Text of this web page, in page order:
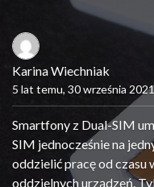
Karina Wiechniak
5 lat temu, 30 września 2021
Smartfony z Dual-SIM
SIM jednocześnie na
oddzielić pracę od czasu
oddzielnych urządzeń.